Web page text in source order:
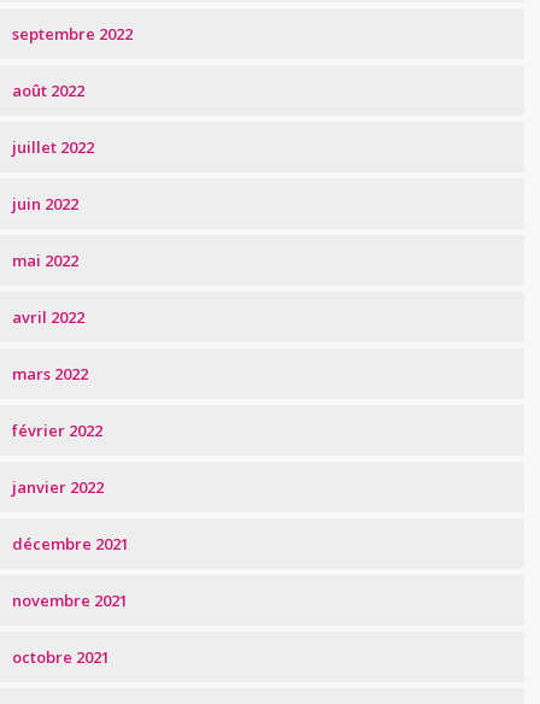
septembre 2022
août 2022
juillet 2022
juin 2022
mai 2022
avril 2022
mars 2022
février 2022
janvier 2022
décembre 2021
novembre 2021
octobre 2021